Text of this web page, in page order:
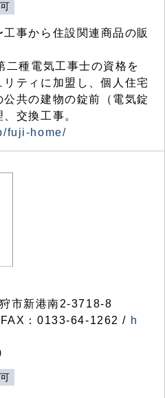
事から住設関連商品の販
二種電気工事士の資格を
ティに加盟し、個人住宅
共の建物の錠前（電気錠
交換工事。
fuji-home/
市新港南2-3718-8
：0133-64-1262 / h